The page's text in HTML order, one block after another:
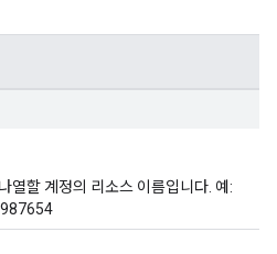
열할 계정의 리소스 이름입니다. 예: